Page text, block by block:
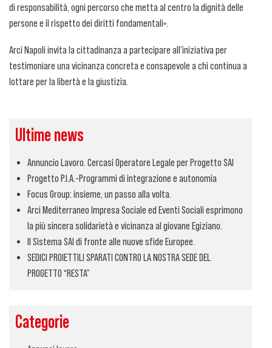
di responsabilità, ogni percorso che metta al centro la dignità delle
persone e il rispetto dei diritti fondamentali».
Arci Napoli invita la cittadinanza a partecipare all’iniziativa per
testimoniare una vicinanza concreta e consapevole a chi continua a
lottare per la libertà e la giustizia.
Ultime news
Annuncio Lavoro. Cercasi Operatore Legale per Progetto SAI
Progetto P.I.A.-Programmi di integrazione e autonomia
Focus Group: insieme, un passo alla volta.
Arci Mediterraneo Impresa Sociale ed Eventi Sociali esprimono
la più sincera solidarietà e vicinanza al giovane Egiziano.
Il Sistema SAI di fronte alle nuove sfide Europee.
SEDICI PROIETTILI SPARATI CONTRO LA NOSTRA SEDE DEL
PROGETTO “RESTA”
Categorie